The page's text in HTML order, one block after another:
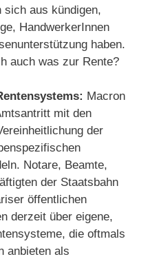
sich aus kündigen,
HandwerkerInnen
haben.
auch was zur Rente?
Macron
mit den
der
Notare, Beamte,
der Staatsbahn
öffentlichen
derzeit über eigene,
die oftmals
anbieten als